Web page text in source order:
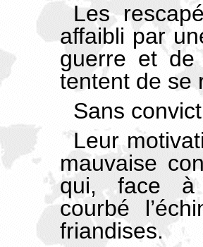
Les
affaibli par
guerre et de
tentent de se
Sans
Leur
mauvaise
qui, face à
courbé
friandises.